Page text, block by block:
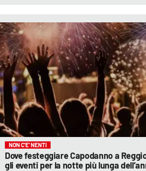
NON C'E' NENTI
Dove festeggiare Capodanno a
gli eventi per la notte più lunga